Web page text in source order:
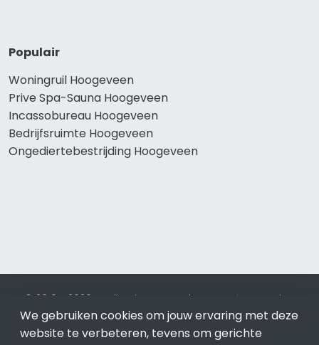
Populair
Woningruil Hoogeveen
Prive Spa-Sauna Hoogeveen
Incassobureau Hoogeveen
Bedrijfsruimte Hoogeveen
Ongediertebestrijding Hoogeveen
© 2019 - 2026 Realisatie en SEO door SEO-bureau
Lion
Internet. Betaal alleen voor bewezen resultaten?SEO
optimalisatie No Cure No Pay.Hoogeveenis onderdeel van
We gebruiken cookies om jouw ervaring met deze
website te verbeteren, tevens om gerichte